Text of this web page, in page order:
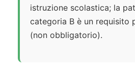
istruzione scolastica; la
categoria B è un requisito
(non obbligatorio).